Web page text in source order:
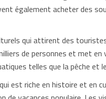
également acheter des
qui attirent des
de personnes et met en
telles que la pêche et
est riche en histoire et en